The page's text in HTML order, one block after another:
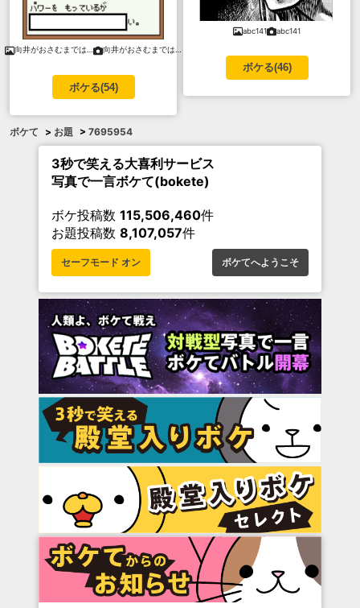
向井がおさむまでは… 向井がおさむまでは…
ボケる(54)
abc141 abc141
ボケる(46)
ボケて > お題 > 7695954
3秒で笑える大喜利サービス
写真で一言ボケて(bokete)
ボケ投稿数 115,506,460件
お題投稿数 8,107,057件
セーフモード オン ボケてへようこそ